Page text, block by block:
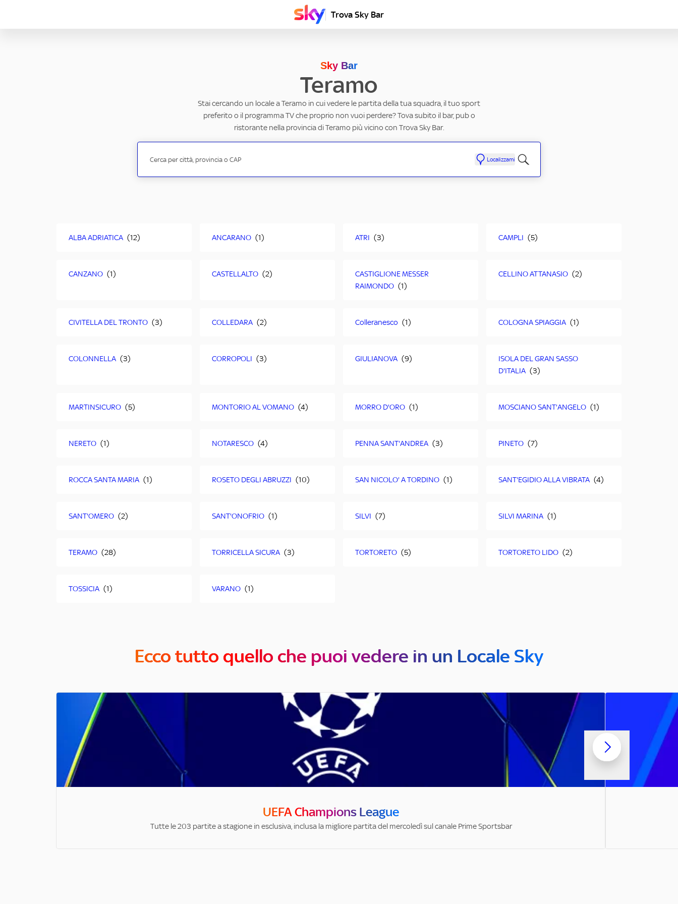
Trova Sky Bar
Sky Bar
Teramo
Stai cercando un locale a Teramo in cui vedere le partita della tua squadra, il tuo sport
preferito o il programma TV che proprio non vuoi perdere? Tova subito il bar, pub o
ristorante nella provincia di Teramo più vicino con Trova Sky Bar.
Localizzami
ALBA ADRIATICA ANCARANO ATRI CAMPLI
CANZANO CASTELLALTO
CASTIGLIONE MESSER
RAIMONDO
CELLINO ATTANASIO
CIVITELLA DEL TRONTO COLLEDARA Colleranesco COLOGNA SPIAGGIA
COLONNELLA CORROPOLI GIULIANOVA
ISOLA DEL GRAN SASSO
D'ITALIA
MARTINSICURO MONTORIO AL VOMANO MORRO D'ORO MOSCIANO SANT'ANGELO
NERETO NOTARESCO PENNA SANT'ANDREA PINETO
ROCCA SANTA MARIA ROSETO DEGLI ABRUZZI SAN NICOLO' A TORDINO SANT'EGIDIO ALLA VIBRATA
SANT'OMERO SANT'ONOFRIO SILVI SILVI MARINA
TERAMO TORRICELLA SICURA TORTORETO TORTORETO LIDO
TOSSICIA VARANO
Ecco tutto quello che puoi vedere in un Locale Sky
UEFA Champions League
Tutte le 203 partite a stagione in esclusiva, inclusa la migliore partita del mercoledì sul canale Prime Sportsbar